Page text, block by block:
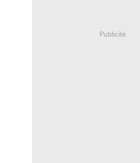
Publicité